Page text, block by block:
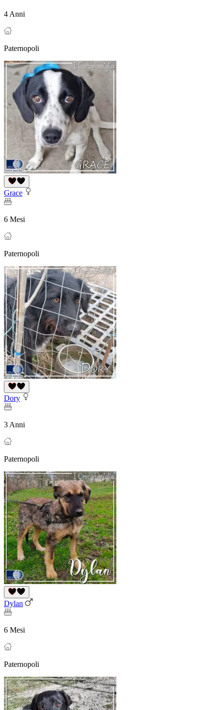
4 Anni
Paternopoli
Grace
6 Mesi
Paternopoli
Dory
3 Anni
Paternopoli
Dylan
6 Mesi
Paternopoli